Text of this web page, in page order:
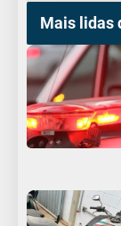
Mais lidas